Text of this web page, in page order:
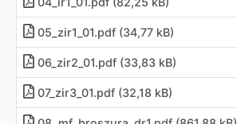
05_zir1_01.pdf (34,77 kB)
06_zir2_01.pdf (33,83 kB)
07_zir3_01.pdf (32,18 kB)